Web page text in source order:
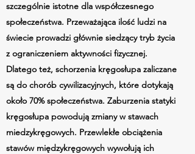
szczególnie istotne dla współczesnego
społeczeństwa. Przeważająca ilość ludzi na
świecie prowadzi głównie siedzący tryb życia
z ograniczeniem aktywności fizycznej.
Dlatego też, schorzenia kręgosłupa zaliczane
są do chorób cywilizacyjnych, które dotykają
około 70% społeczeństwa. Zaburzenia statyki
kręgosłupa powodują zmiany w stawach
miedzykręgowych. Przewlekłe obciążenia
stawów międzykręgowych wywołują ich